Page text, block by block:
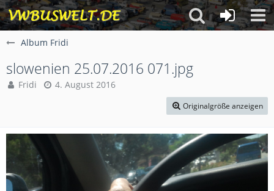
Album Fridi
slowenien 25.07.2016 071.jpg
Fridi 4. August 2016
Originalgröße anzeigen